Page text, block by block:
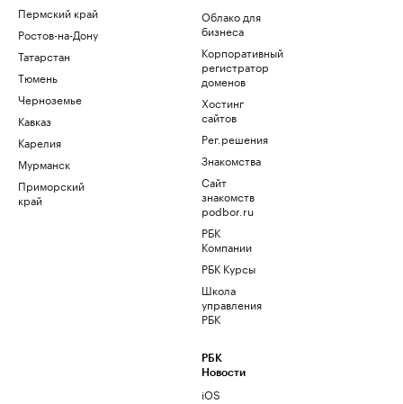
Пермский край
Ростов-на-Дону
Татарстан
Тюмень
Черноземье
Кавказ
Карелия
Мурманск
Приморский
край
Облако для
бизнеса
Корпоративный
регистратор
доменов
Хостинг
сайтов
Рег.решения
Знакомства
Сайт
знакомств
podbor.ru
РБК
Компании
РБК Курсы
Школа
управления
РБК
РБК
Новости
iOS